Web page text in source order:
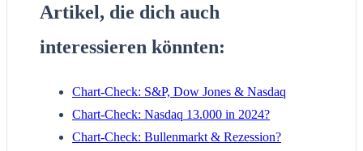
Artikel, die dich auch
interessieren könnten:
Chart-Check: S&P, Dow Jones & Nasdaq
Chart-Check: Nasdaq 13.000 in 2024?
Chart-Check: Bullenmarkt & Rezession?